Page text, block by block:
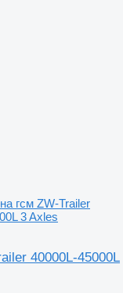
гсм ZW-Trailer
3 Axles
40000L-45000L